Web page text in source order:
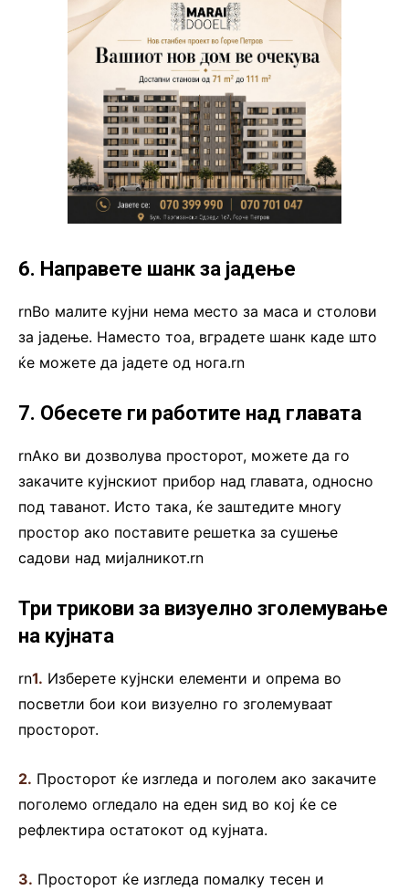
6. Направете шанк за јадење
rnВо малите кујни нема место за маса и столови
за јадење. Наместо тоа, вградете шанк каде што
ќе можете да јадете од нога.rn
7. Обесете ги работите над главата
rnАко ви дозволува просторот, можете да го
закачите кујнскиот прибор над главата, односно
под таванот. Исто така, ќе заштедите многу
простор ако поставите решетка за сушење
садови над мијалникот.rn
Три трикови за визуелно зголемување
на кујната
rn1. Изберете кујнски елементи и опрема во
посветли бои кои визуелно го зголемуваат
просторот.
2. Просторот ќе изгледа и поголем ако закачите
поголемо огледало на еден ѕид во кој ќе се
рефлектира остатокот од кујната.
3. Просторот ќе изгледа помалку тесен и